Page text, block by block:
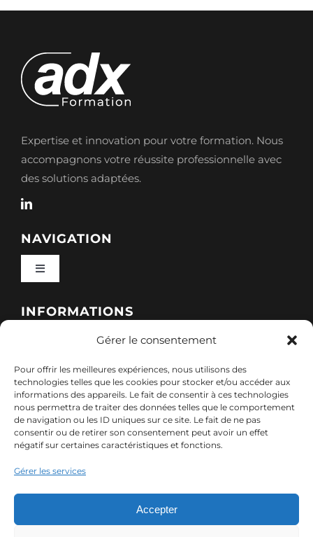
Gérer le consentement
Pour offrir les meilleures expériences, nous utilisons des
technologies telles que les cookies pour stocker et/ou accéder aux
informations des appareils. Le fait de consentir à ces technologies
nous permettra de traiter des données telles que le comportement
de navigation ou les ID uniques sur ce site. Le fait de ne pas
consentir ou de retirer son consentement peut avoir un effet
négatif sur certaines caractéristiques et fonctions.
Gérer les services
Accepter
Expertise et innovation pour votre formation. Nous
accompagnons votre réussite professionnelle avec
des solutions adaptées.
NAVIGATION
Toggle
Qui sommes-nous ?
Nos sessions
Ressources
Contact
INFORMATIONS
Politique de cookies (UE)
Mentions légales
Politique de confidentialité des données (RGPD)
CONTACT
7, rue de Marigné-Peuton – 53200 Château-
Gontier
contact@adx-formation.com